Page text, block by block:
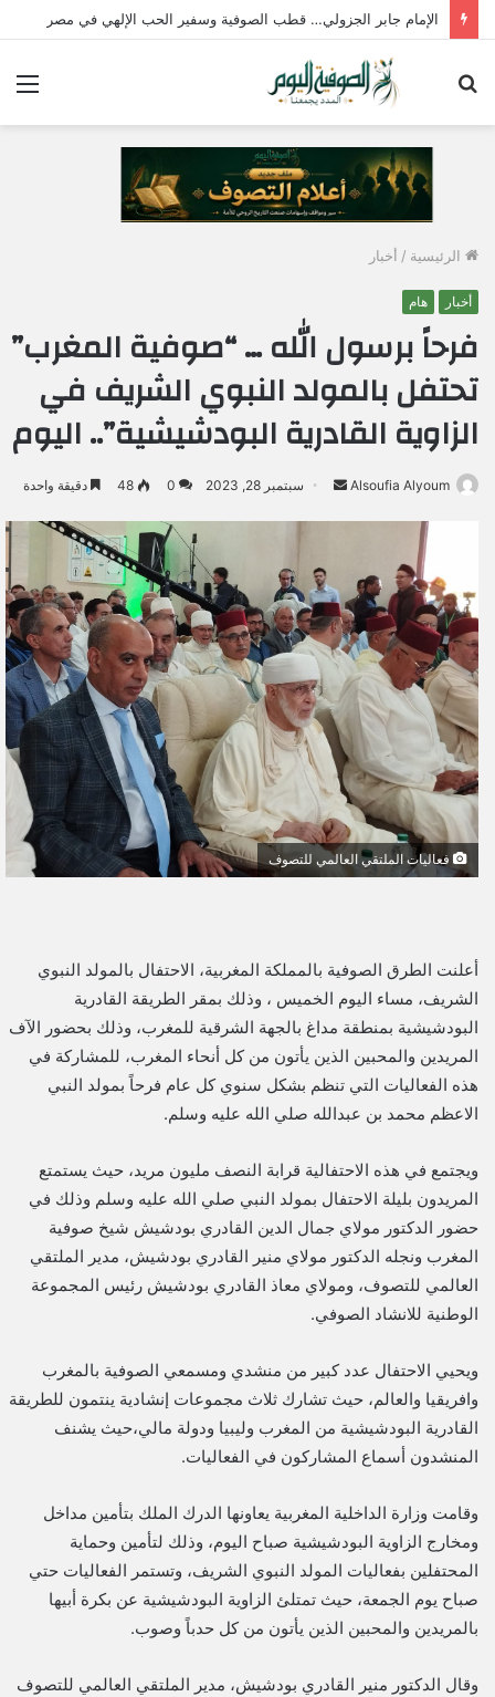
مؤسسة المصريين تنظم ندوة لدعم مؤسسات الدولة وتؤكد : الإصطفاف الوطني وبناء الوعي المجتمعي ضرورة لمواجهة التحديات وحماية الأمن القومي المصري
الرئيسية / أخبار
أخبار هام
فرحاً برسول الله … “صوفية المغرب”
تحتفل بالمولد النبوي الشريف في
الزاوية القادرية البودشيشية”.. اليوم
Alsoufia Alyoum
ل
ب
ر
ي
ا
إ
ل
ر
و
سبتمبر 28, 2023 0
48 دقيقة واحدة
فعاليات الملتقي العالمي للتصوف
أعلنت الطرق الصوفية بالمملكة المغربية، الاحتفال بالمولد النبوي
الشريف، مساء اليوم الخميس ، وذلك بمقر الطريقة القادرية
البودشيشية بمنطقة مداغ بالجهة الشرقية للمغرب، وذلك بحضور الآف
المريدين والمحبين الذين يأتون من كل أنحاء المغرب، للمشاركة في
هذه الفعاليات التي تنظم بشكل سنوي كل عام فرحاً بمولد النبي
الاعظم محمد بن عبدالله صلي الله عليه وسلم.
ويجتمع في هذه الاحتفالية قرابة النصف مليون مريد، حيث يستمتع
المريدون بليلة الاحتفال بمولد النبي صلي الله عليه وسلم وذلك في
حضور الدكتور مولاي جمال الدين القادري بودشيش شيخ صوفية
المغرب ونجله الدكتور مولاي منير القادري بودشيش، مدير الملتقي
العالمي للتصوف، ومولاي معاذ القادري بودشيش رئيس المجموعة
الوطنية للانشاد الصوفي.
ويحيي الاحتفال عدد كبير من منشدي ومسمعي الصوفية بالمغرب
وافريقيا والعالم، حيث تشارك ثلاث مجموعات إنشادية ينتمون للطريقة
القادرية البودشيشية من المغرب وليبيا ودولة مالي،حيث يشنف
المنشدون أسماع المشاركون في الفعاليات.
وقامت وزارة الداخلية المغربية يعاونها الدرك الملك بتأمين مداخل
ومخارج الزاوية البودشيشية صباح اليوم، وذلك لتأمين وحماية
المحتفلين بفعاليات المولد النبوي الشريف، وتستمر الفعاليات حتي
صباح يوم الجمعة، حيث تمتلئ الزاوية البودشيشية عن بكرة أبيها
بالمريدين والمحبين الذين يأتون من كل حدباً وصوب.
وقال الدكتور منير القادري بودشيش، مدير الملتقي العالمي للتصوف